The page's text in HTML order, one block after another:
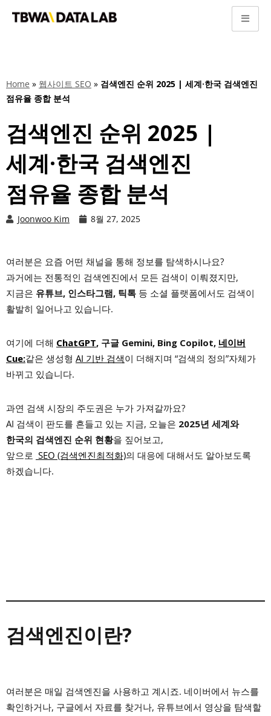
건
너
기
Home » 웹사이트 SEO » 검색엔진 순위 2025 | 세계·한국 검색엔진
점유율 종합 분석
검색엔진 순위 2025 |
세계·한국 검색엔진
점유율 종합 분석​
Joonwoo Kim 8월 27, 2025
여러분은 요즘 어떤 채널을 통해 정보를 탐색하시나요?
과거에는 전통적인 검색엔진에서 모든 검색이 이뤄졌지만,
지금은 유튜브, 인스타그램, 틱톡 등 소셜 플랫폼에서도 검색이
활발히 일어나고 있습니다.
여기에 더해 ChatGPT, 구글 Gemini, Bing Copilot, 네이버
Cue:같은 생성형 AI 기반 검색이 더해지며 “검색의 정의”자체가
바뀌고 있습니다.
과연 검색 시장의 주도권은 누가 가져갈까요?
AI 검색이 판도를 흔들고 있는 지금, 오늘은 2025년 세계와
한국의 검색엔진 순위 현황을 짚어보고,
앞으로 SEO (검색엔진최적화)의 대응에 대해서도 알아보도록
하겠습니다.
검색엔진이란?
여러분은 매일 검색엔진을 사용하고 계시죠. 네이버에서 뉴스를
확인하거나, 구글에서 자료를 찾거나, 유튜브에서 영상을 탐색할